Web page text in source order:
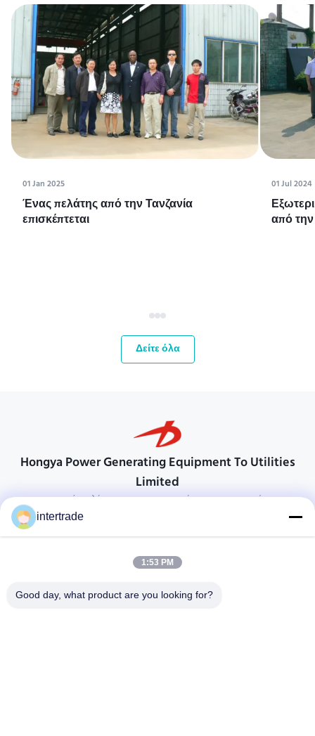
01 Jan 2025
Ένας πελάτης από την Τανζανία
επισκέπτεται
01 Jul 2024
από
Δείτε όλα
Hongya Power Generating Equipment To Utilities
Limited
προσαρμοσμένες λύσεις για να ανταποκρίνονται στις απαιτήσεις των
Χωριό Anxi, πόλη Yuping, νομός Hongya, Κίνα
86-28-37561966-8:00
intertrade
1:53 PM
Good day, what product are you looking for?